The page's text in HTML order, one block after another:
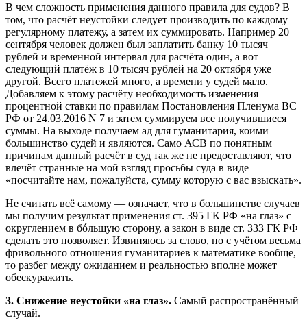
В чем сложность применения данного правила для судов? В
том, что расчёт неустойки следует производить по каждому
регулярному платежу, а затем их суммировать. Например 20
сентября человек должен был заплатить банку 10 тысяч
рублей и временной интервал для расчёта один, а вот
следующий платёж в 10 тысяч рублей на 20 октября уже
другой. Всего платежей много, а времени у судей мало.
Добавляем к этому расчёту необходимость изменения
процентной ставки по правилам Постановления Пленума ВС
РФ от 24.03.2016 N 7 и затем суммируем все получившиеся
суммы. На выходе получаем ад для гуманитария, коими
большинство судей и являются. Само АСВ по понятным
причинам данный расчёт в суд так же не предоставляют, что
влечёт странные на мой взгляд просьбы суда в виде
«посчитайте нам, пожалуйста, сумму которую с вас взыскать».
Не считать всё самому — означает, что в большинстве случаев
мы получим результат применения ст. 395 ГК РФ «на глаз» с
округлением в бóльшую сторону, а закон в виде ст. 333 ГК РФ
сделать это позволяет. Извиняюсь за слово, но с учётом весьма
фривольного отношения гуманитариев к математике вообще,
то разбег между ожиданием и реальностью вполне может
обескуражить.
3. Снижение неустойки «на глаз». Самый распространённый
случай.